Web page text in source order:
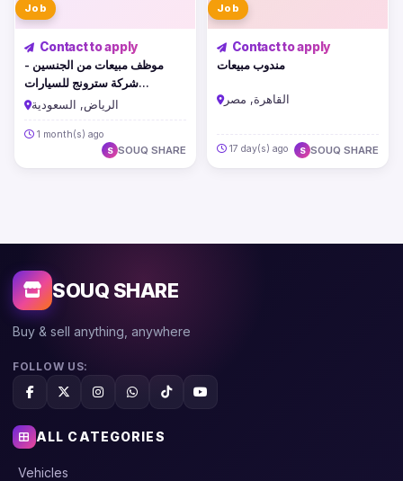
Job
Contact to apply
موظف مبيعات من الجنسين -
شركة سترونج للسيارات
بالسعودية
الرياض, السعودية
1 month(s) ago
S SOUQ SHARE
Job
Contact to apply
مندوب مبيعات
القاهرة, مصر
17 day(s) ago S SOUQ SHARE
SOUQ SHARE
Buy & sell anything, anywhere
FOLLOW US:
ALL CATEGORIES
Vehicles